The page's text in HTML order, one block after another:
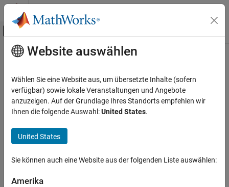
Weiter zum Inhalt
Umschaltung für Off-Canvas-
Startseite der Dokumentation
Hauptinhalt
How useful was this information?
Website auswählen
Wählen Sie eine Website aus, um übersetzte Inhalte (sofern
verfügbar) sowie lokale Veranstaltungen und Angebote
anzuzeigen. Auf der Grundlage Ihres Standorts empfehlen wir
Ihnen die folgende Auswahl:United States.
United States
Sie können auch eine Website aus der folgenden Liste auswählen:
Amerika